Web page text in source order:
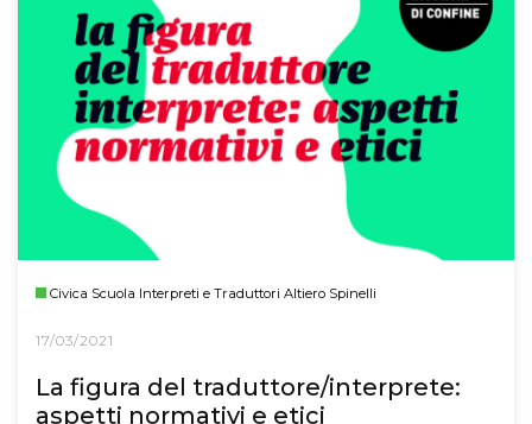
Civica Scuola Interpreti e Traduttori Altiero Spinelli
17/03/2021
La figura del traduttore/interprete:
aspetti normativi e etici